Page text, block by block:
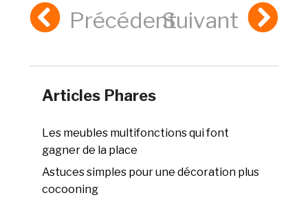
PrécédentSuivant
Articles Phares
Les meubles multifonctions qui font
gagner de la place
Astuces simples pour une décoration plus
cocooning